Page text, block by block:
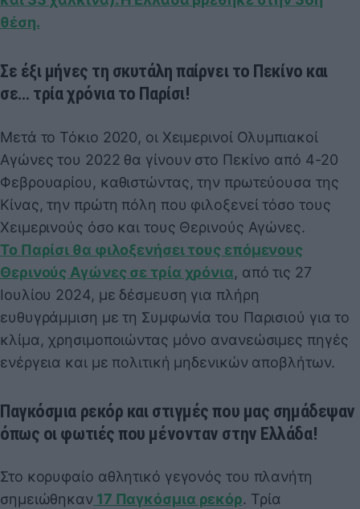
θέση.
Σε έξι μήνες τη σκυτάλη παίρνει το Πεκίνο και
σε… τρία χρόνια το Παρίσι!
Μετά το Τόκιο 2020, οι Χειμερινοί Ολυμπιακοί
Αγώνες του 2022 θα γίνουν στο Πεκίνο από 4-20
Φεβρουαρίου, καθιστώντας, την πρωτεύουσα της
Κίνας, την πρώτη πόλη που φιλοξενεί τόσο τους
Χειμερινούς όσο και τους Θερινούς Αγώνες.
Το Παρίσι θα φιλοξενήσει τους επόμενους
Θερινούς Αγώνες σε τρία χρόνια, από τις 27
Ιουλίου 2024, με δέσμευση για πλήρη
ευθυγράμμιση με τη Συμφωνία του Παρισιού για το
κλίμα, χρησιμοποιώντας μόνο ανανεώσιμες πηγές
ενέργεια και με πολιτική μηδενικών αποβλήτων.
Παγκόσμια ρεκόρ και στιγμές που μας σημάδεψαν
όπως οι φωτιές που μένονταν στην Ελλάδα!
Στο κορυφαίο αθλητικό γεγονός του πλανήτη
σημειώθηκαν 17 Παγκόσμια ρεκόρ. Τρία